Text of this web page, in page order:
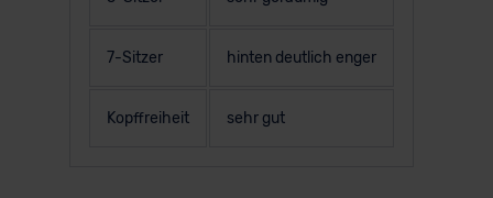
7-Sitzer hinten deutlich enger
Kopffreiheit sehr gut